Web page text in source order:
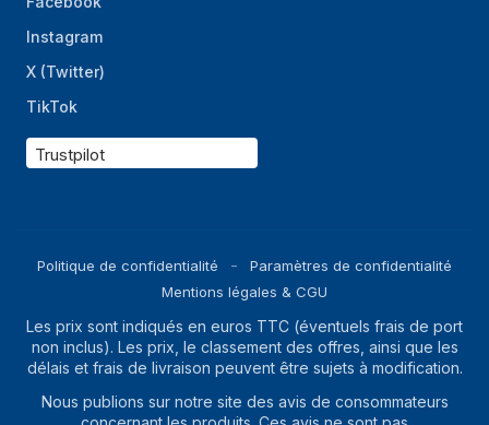
Capacité de la
carte SIM
Génération de
Type de carte SIM NanoSIM
Sub6, Sub6 NSA
Wifi Oui
Bluetooth Oui
802.11a, 802.11b, 802.11g, Wi-Fi 4
Instagram
X (Twitter)
TikTok
Trustpilot
Politique de confidentialité
Paramètres de confidentialité
Mentions légales & CGU
Les prix sont indiqués en euros TTC (éventuels frais de port
non inclus). Les prix, le classement des offres, ainsi que les
délais et frais de livraison peuvent être sujets à modification.
Nous publions sur notre site des avis de consommateurs